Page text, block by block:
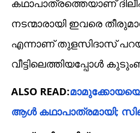
കഥാപാത്രത്തെയാണ്
നടന്മാരായി ഇവരെ
എന്നാണ് തുളസിദാസ്
വീട്ടിലെത്തിയപ്പോൾ
ALSO READ:മാമുക്കോയയെ
ആൾ കഥാപാത്രമായി;